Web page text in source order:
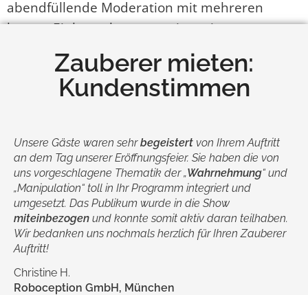
abendfüllende Moderation mit mehreren
kurzen Einlagen besser geeignet ist.
Denn ein erstklassiges Showprogramm hebt Ihr
Event auf ein anderes Level und wird sowohl
von Mitarbeitern als auch Kunden und
Zauberer mieten:
Kundenstimmen
Unsere Gäste waren sehrbegeistert von Ihrem Auftritt
an dem Tag unserer Eröffnungsfeier. Sie haben die von
uns vorgeschlagene Thematik der „Wahrnehmung“ und
„Manipulation“ toll in Ihr Programm integriert und
umgesetzt. Das Publikum wurde in die Show
miteinbezogen und konnte somit aktiv daran teilhaben.
Wir bedanken uns nochmals herzlich für Ihren Zauberer
Auftritt!
Christine H.
Roboception GmbH, München